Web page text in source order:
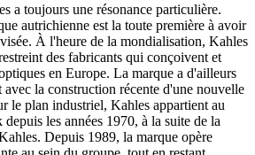
a toujours une résonance particulière.
autrichienne est la toute première à avoir
À l'heure de la mondialisation, Kahles
des fabricants qui conçoivent et
en Europe. La marque a d'ailleurs
avec la construction récente d'une nouvelle
le plan industriel, Kahles appartient au
les années 1970, à la suite de la
Depuis 1989, la marque opère